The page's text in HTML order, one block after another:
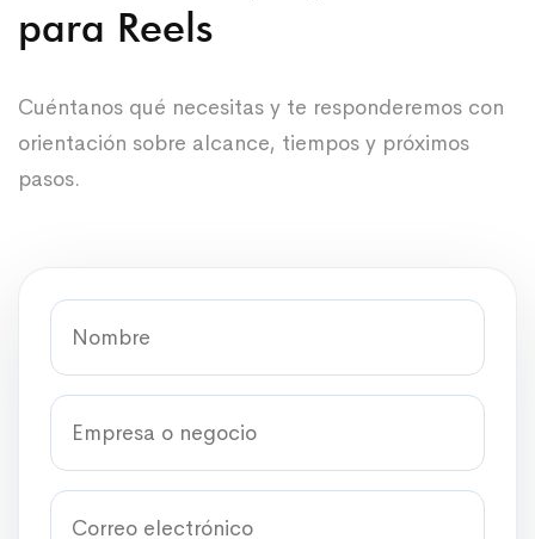
para Reels
Cuéntanos qué necesitas y te responderemos con
orientación sobre alcance, tiempos y próximos
pasos.